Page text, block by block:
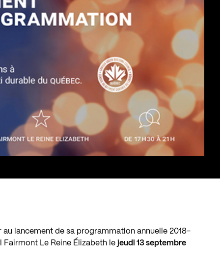
lancement de sa programmation annuelle 2018-
Fairmont Le Reine Élizabeth lejeudi 13 septembre